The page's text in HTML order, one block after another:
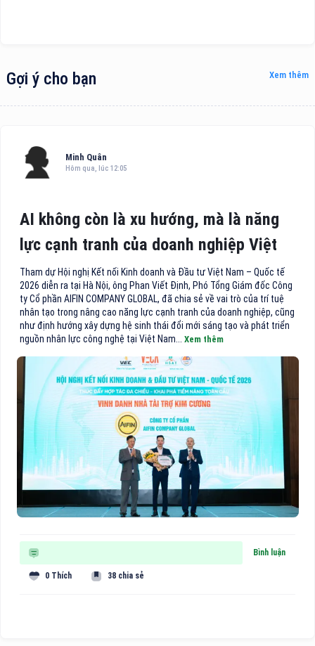
Gợi ý cho bạn Xem thêm
Minh Quân
Hôm qua, lúc 12:05
AI không còn là xu hướng, mà là năng
lực cạnh tranh của doanh nghiệp Việt
Tham dự Hội nghị Kết nối Kinh doanh và Đầu tư Việt Nam – Quốc tế
2026 diễn ra tại Hà Nội, ông Phan Viết Định, Phó Tổng Giám đốc Công
ty Cổ phần AIFIN COMPANY GLOBAL, đã chia sẻ về vai trò của trí tuệ
nhân tạo trong nâng cao năng lực cạnh tranh của doanh nghiệp, cũng
như định hướng xây dựng hệ sinh thái đổi mới sáng tạo và phát triển
nguồn nhân lực công nghệ tại Việt Nam... Xem thêm
Bình luận
0 Thích 38 chia sẻ